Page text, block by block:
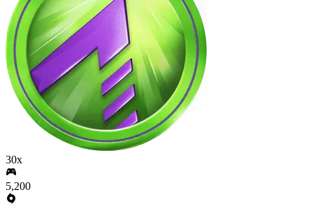
30x
5,200